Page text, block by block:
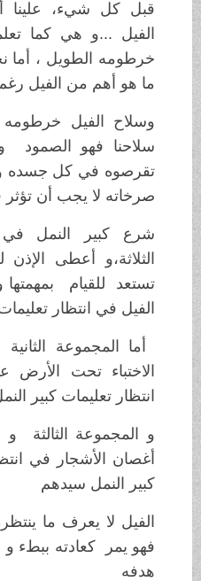
قبل كل شيء، علينا
الفيل ...و هي كما
خرطومه الطويل ، أما
ما هو أهم من الفيل رغم
وسلاح الفيل خرطومه
سلاحنا فهو الصمود
تقرصوه في كل جسده و لا
صرخاته لا يجب أن تؤثر
شرع كبير النمل في
الثلاثة،و أعطى الإذن
تستعد للقيام بمهمتها
الفيل في انتظار تعليمات
أما المجموعة الثانية
الاختباء تحت الأرض
انتظار تعليمات كبير النمل
و المجموعة الثالثة و
أغصان الأشجار في
كبير النمل سيدهم
الفيل لا يعرف ما
فهو يمر كعادته ببطء و
هدفه